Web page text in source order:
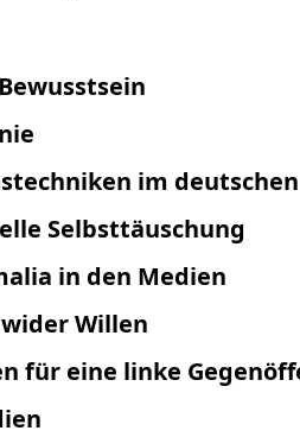
im
Selbsttäuschung
in den Medien
Willen
für eine linke